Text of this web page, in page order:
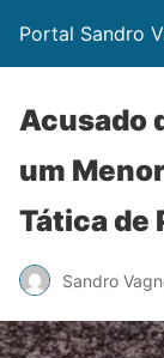
Portal Sandro
Acusado
um
Tática de
Sandro